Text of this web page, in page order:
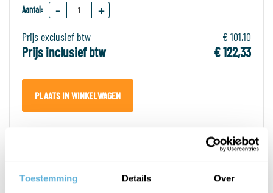
Toestemming Details Over
Aantal: - +
Prijs exclusief btw € 101,10
Prijs inclusief btw € 122,33
PLAATS IN WINKELWAGEN